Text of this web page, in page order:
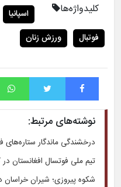
کلیدواژه‌ها اسپانیا
فوتبال
ورزش زنان
فیس بوک توییتر
نوشته‌های مرتبط:
درخشندگی ماندگار ستاره‌های
تیم ملی فوتسال افغانستان
شکوه پیروزی؛ شیران خراسان